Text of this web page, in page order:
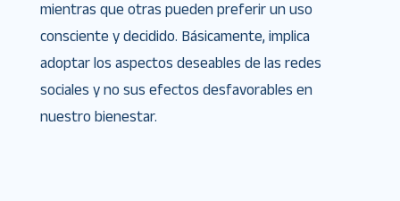
mientras que otras pueden preferir un uso
consciente y decidido. Básicamente, implica
adoptar los aspectos deseables de las redes
sociales y no sus efectos desfavorables en
nuestro bienestar.